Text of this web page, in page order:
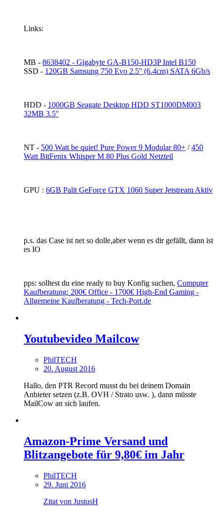
Links:
MB - 8638402 - Gigabyte GA-B150-HD3P Intel B150
SSD - 120GB Samsung 750 Evo 2.5'' (6.4cm) SATA 6Gb/s
HDD - 1000GB Seagate Desktop HDD ST1000DM003
32MB 3.5''
NT - 500 Watt be quiet! Pure Power 9 Modular 80+ /450
Watt BitFenix Whisper M 80 Plus Gold Netzteil
GPU : 6GB Palit GeForce GTX 1060 Super Jetstream Aktiv
p.s. das Case ist net so dolle,aber wenn es dir gefällt, dann ist
es IO
pps: solltest du eine ready to buy Konfig suchen, Computer
Kaufberatung: 200€ Office - 1700€ High-End Gaming -
Allgemeine Kaufberatung - Tech-Port.de
Youtubevideo Mailcow
PhilTECH
20. August 2016
Hallo, den PTR Record musst du bei deinem Domain
Anbieter setzen (z.B. OVH / Strato usw. ), dann müsste
MailCow an sich laufen.
Amazon-Prime Versand und
Blitzangebote für 9,80€ im Jahr
PhilTECH
29. Juni 2016
Zitat von JustusH